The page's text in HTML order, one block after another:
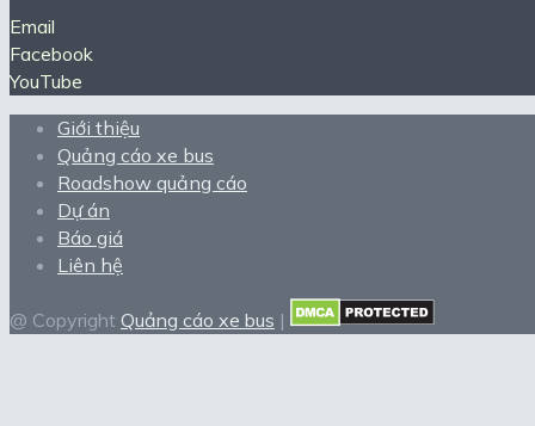
Email
Facebook
YouTube
Giới thiệu
Quảng cáo xe bus
Roadshow quảng cáo
Dự án
Báo giá
Liên hệ
@ Copyright Quảng cáo xe bus |